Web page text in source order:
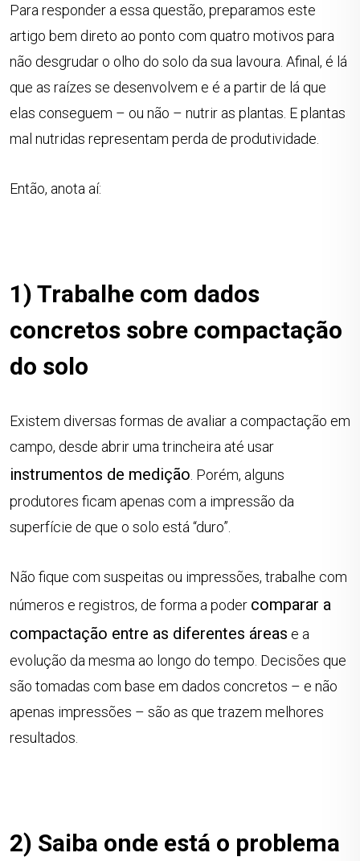
Para responder a essa questão, preparamos este
artigo bem direto ao ponto com quatro motivos para
não desgrudar o olho do solo da sua lavoura. Afinal, é lá
que as raízes se desenvolvem e é a partir de lá que
elas conseguem – ou não – nutrir as plantas. E plantas
mal nutridas representam perda de produtividade.
Então, anota aí:
1) Trabalhe com dados
concretos sobre compactação
do solo
Existem diversas formas de avaliar a compactação em
campo, desde abrir uma trincheira até usar
instrumentos de medição . Porém, alguns
produtores ficam apenas com a impressão da
superfície de que o solo está “duro”.
Não fique com suspeitas ou impressões, trabalhe com
números e registros, de forma a poder comparar a
compactação entre as diferentes áreas e a
evolução da mesma ao longo do tempo. Decisões que
são tomadas com base em dados concretos – e não
apenas impressões – são as que trazem melhores
resultados.
2) Saiba onde está o problema